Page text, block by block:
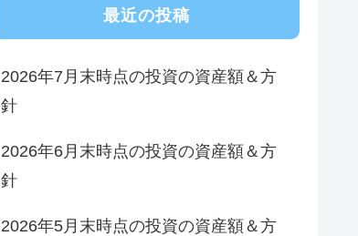
最近の投稿
2026年7月末時点の投資の資産額＆方
針
2026年6月末時点の投資の資産額＆方
針
2026年5月末時点の投資の資産額＆方